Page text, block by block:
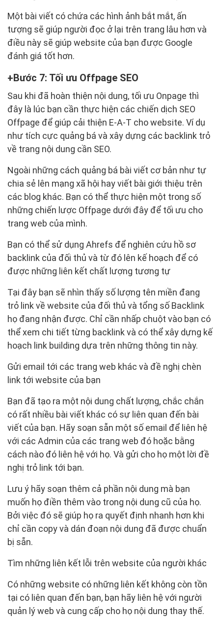
Một bài viết có chứa các hình ảnh bắt mắt, ấn
tượng sẽ giúp người đọc ở lại trên trang lâu hơn và
điều này sẽ giúp website của bạn được Google
đánh giá tốt hơn.
Bước 7: Tối ưu Offpage SEO
Sau khi đã hoàn thiện nội dung, tối ưu Onpage thì
đây là lúc bạn cần thực hiện các chiến dịch SEO
Offpage để giúp cải thiện E-A-T cho website. Ví dụ
như tích cực quảng bá và xây dựng các backlink trỏ
về trang nội dung cần SEO.
Ngoài những cách quảng bá bài viết cơ bản như tự
chia sẻ lên mạng xã hội hay viết bài giới thiệu trên
các blog khác. Bạn có thể thực hiện một trong số
những chiến lược Offpage dưới đây để tối ưu cho
trang web của mình.
Bạn có thể sử dụng Ahrefs để nghiên cứu hồ sơ
backlink của đối thủ và từ đó lên kế hoạch để có
được những liên kết chất lượng tương tự
Tại đây bạn sẽ nhìn thấy số lượng tên miền đang
trỏ link về website của đối thủ và tổng số Backlink
họ đang nhận được. Chỉ cần nhấp chuột vào bạn có
thể xem chi tiết từng backlink và có thể xây dựng kế
hoạch link building dựa trên những thông tin này.
Gửi email tới các trang web khác và đề nghị chèn
link tới website của bạn
Bạn đã tạo ra một nội dung chất lượng, chắc chắn
có rất nhiều bài viết khác có sự liên quan đến bài
viết của bạn. Hãy soạn sẵn một số email để liên hệ
với các Admin của các trang web đó hoặc bằng
cách nào đó liên hệ với họ. Và gửi cho họ một lời đề
nghị trỏ link tới bạn.
Lưu ý hãy soạn thêm cả phần nội dung mà bạn
muốn họ điền thêm vào trong nội dung cũ của họ.
Bởi việc đó sẽ giúp họ ra quyết định nhanh hơn khi
chỉ cần copy và dán đoạn nội dung đã được chuẩn
bị sẵn.
Tìm những liên kết lỗi trên website của người khác
Có những website có những liên kết không còn tồn
tại có liên quan đến bạn, bạn hãy liên hệ với người
quản lý web và cung cấp cho họ nội dung thay thế.